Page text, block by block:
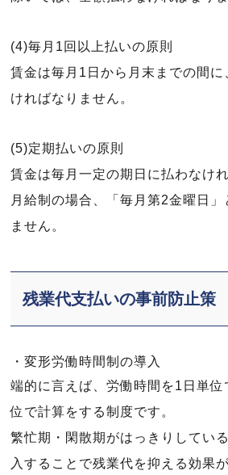
(4)毎月1回以上払いの原則
賃金は毎月1日から月末までの間に
ければなりません。
(5)定期払いの原則
賃金は毎月一定の期日に払わなけ
月給制の場合、「毎月第2金曜日
ません。
残業代支払いの事前防止策
・変形労働時間制の導入
端的に言えば、労働時間を1日単位
位で計算をする制度です。
繁忙期・閑散期がはっきりしてい
入することで残業代を抑える効果